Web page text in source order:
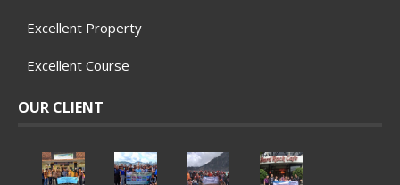
Excellent Property
Excellent Course
OUR CLIENT